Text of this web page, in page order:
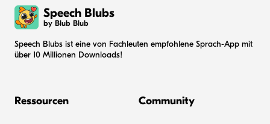
Speech Blubs
by Blub Blub
Speech Blubs ist eine von Fachleuten empfohlene Sprach-App mit
über 10 Millionen Downloads!
Ressourcen Community